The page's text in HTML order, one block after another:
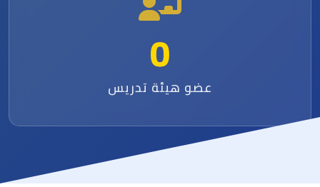
0
عضو هيئة تدريس